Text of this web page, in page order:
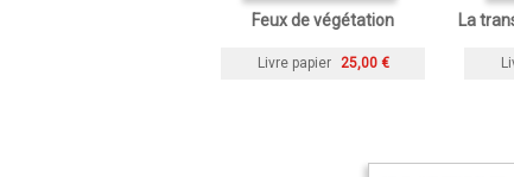
Feux de végétation
Livre papier 25,00 €
La